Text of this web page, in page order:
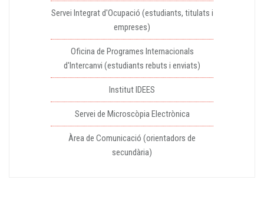
Servei Integrat d'Ocupació (estudiants, titulats i
empreses)
Oficina de Programes Internacionals
d'Intercanvi (estudiants rebuts i enviats)
Institut IDEES
Servei de Microscòpia Electrònica
Àrea de Comunicació (orientadors de
secundària)